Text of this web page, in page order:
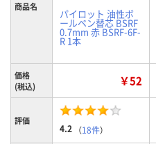
商品名
パイロット 油性ボ
ールペン替芯 BSRF
0.7mm 赤 BSRF-6F-
R 1本
価格
(税込)
￥52
評価
4.2 （18件）